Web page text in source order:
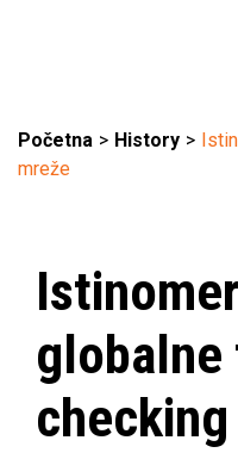
Početna > History >
mreže